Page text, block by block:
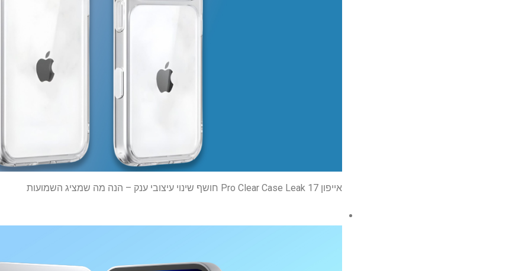
אייפון 17 Pro Clear Case Leak חושף שינוי עיצובי ענק – הנה מה שמציג השמועות